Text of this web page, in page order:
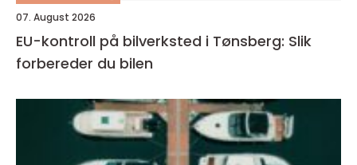
07. August 2026
EU-kontroll på bilverksted i Tønsberg: Slik
forbereder du bilen